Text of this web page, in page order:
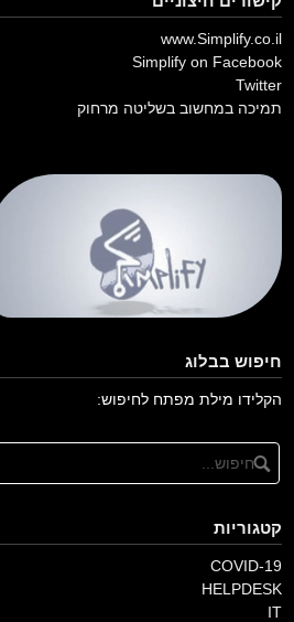
www.Simplify.co.il
Simplify on Facebook
Twitter
תמיכה במחשוב בשליטה מרחוק
חיפוש בבלוג
הקלידו מילת מפתח לחיפוש:
קטגוריות
COVID-19
HELPDESK
IT